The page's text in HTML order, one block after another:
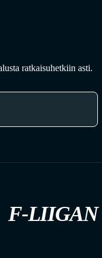
ratkaisuhetkiin asti.
F-LIIGAN